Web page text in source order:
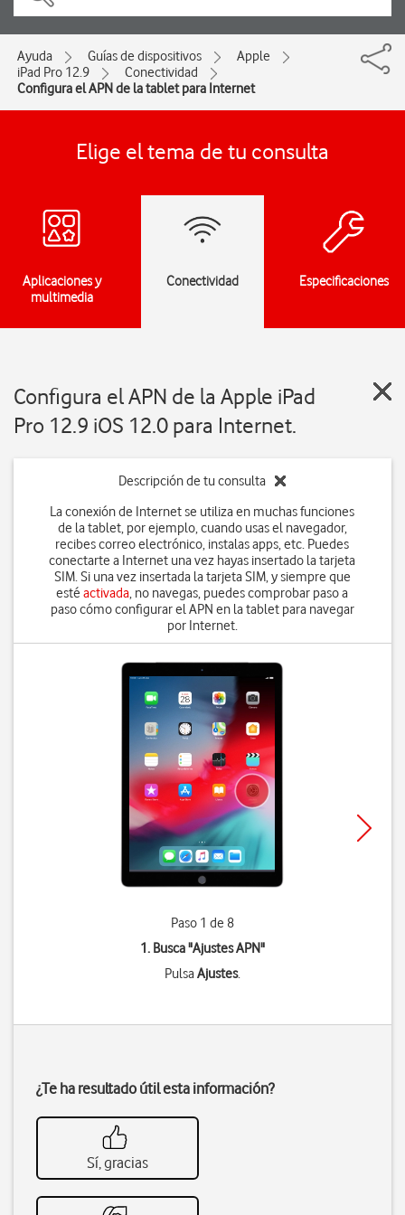
Ayuda Guías de dispositivos
Apple
iPad Pro 12.9
Conectividad
Configura el APN de la tablet para Internet
Elige el tema de tu consulta
Aplicaciones y
multimedia
Conectividad Especificaciones
Configura el APN de la Apple iPad
Pro 12.9 iOS 12.0 para Internet.
Descripción de tu consulta
La conexión de Internet se utiliza en muchas funciones
de la tablet, por ejemplo, cuando usas el navegador,
recibes correo electrónico, instalas apps, etc. Puedes
conectarte a Internet una vez hayas insertado la tarjeta
SIM. Si una vez insertada la tarjeta SIM, y siempre que
estéactivada, no navegas, puedes comprobar paso a
paso cómo configurar el APN en la tablet para navegar
por Internet.
Paso 1 de 8
1. Busca "Ajustes APN"
PulsaAjustes.
¿Te ha resultado útil esta información?
Sí, gracias